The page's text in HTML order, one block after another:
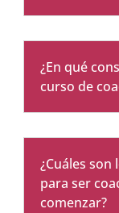
¿En qué
curso de
¿Cuáles son
para ser
comenzar?